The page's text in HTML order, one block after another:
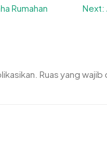
Rumahan
Next:
Ruas yang wajib